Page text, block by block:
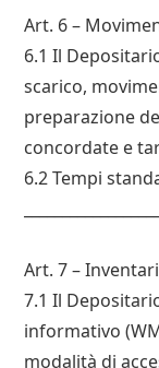
Art. 6 –
6.1 Il
scarico,
preparazione
concordate e
6.2 Tempi
Art. 7 –
7.1 Il
informativo
modalità di